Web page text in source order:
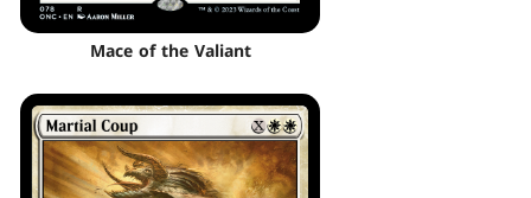
Mace of the Valiant